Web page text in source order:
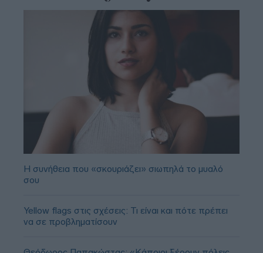
Η συνήθεια που «σκουριάζει» σιωπηλά το μυαλό
σου
Yellow flags στις σχέσεις: Τι είναι και πότε πρέπει
να σε προβληματίσουν